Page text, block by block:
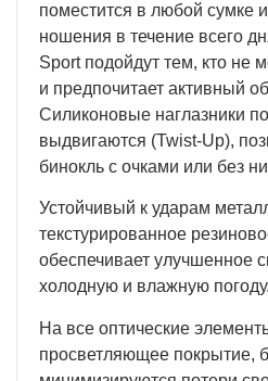
поместится в любой сумке
ношения в течение всего
Sport подойдут тем, кто не
и предпочитает активный
Силиконовые наглазники
выдвигаются (Twist-Up),
бинокль с очками или без
Устойчивый к ударам
текстурированное
обеспечивает улучшенное
холодную и влажную погоду.
На все оптические
просветляющее покрытие,